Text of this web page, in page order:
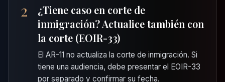
2
¿Tiene caso en corte de
inmigración? Actualice también con
la corte (EOIR-33)
El AR-11 no actualiza la corte de inmigración. Si
tiene una audiencia, debe presentar el EOIR-33
por separado y confirmar su fecha.